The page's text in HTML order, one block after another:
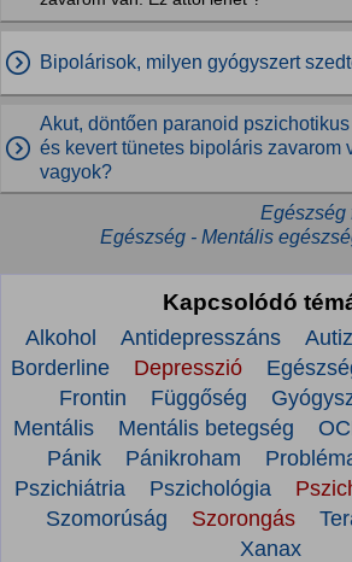
Bipolárisok, milyen gyógyszert
Akut, döntően paranoid
és kevert tünetes bipoláris zavarom
vagyok?
Egészség
Egészség - Mentális
Kapcsolódó
Alkohol Antidepresszáns
Borderline
Depresszió
Frontin
Függőség
Mentális
Mentális betegség
Pánik
Pánikroham
Pszichiátria
Pszichológia
Szomorúság
Szorongás
Xanax